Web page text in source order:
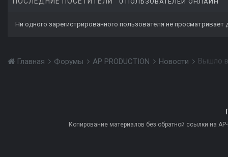
Ни одного зарегистрированного пользователя не просматривает
Главная Форумы AP PRODUCTION Новости
Копирование материалов без обратной ссылки на